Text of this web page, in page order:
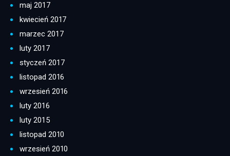
maj 2017
kwiecień 2017
marzec 2017
luty 2017
styczeń 2017
listopad 2016
wrzesień 2016
luty 2016
luty 2015
listopad 2010
wrzesień 2010